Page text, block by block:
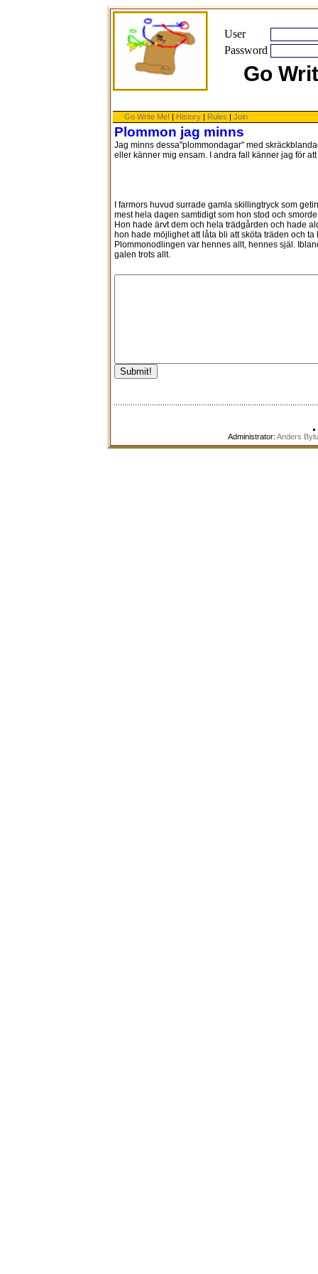
User
Password
Go
Go Write Me! | History | Rules | Join
Plommon jag minns
Jag minns dessa"plommondagar" med
eller känner mig ensam. I andra fall känner jag för
I farmors huvud surrade gamla skillingtryck som
mest hela dagen samtidigt som hon stod och
Hon hade ärvt dem och hela trädgården och hade
hon hade möjlighet att låta bli att sköta träden och ta
Plommonodlingen var hennes allt, hennes själ.
galen trots allt.
Administrator: Anders